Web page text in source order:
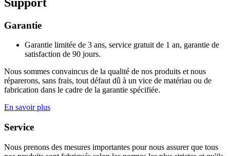
Garantie
Garantie limitée de 3 ans, service gratuit de 1 an, garantie de
satisfaction de 90 jours.
Nous sommes convaincus de la qualité de nos produits et nous
réparerons, sans frais, tout défaut dû à un vice de matériau ou de
fabrication dans le cadre de la garantie spécifiée.
En savoir plus
Service
Nous prenons des mesures importantes pour nous assurer que tous